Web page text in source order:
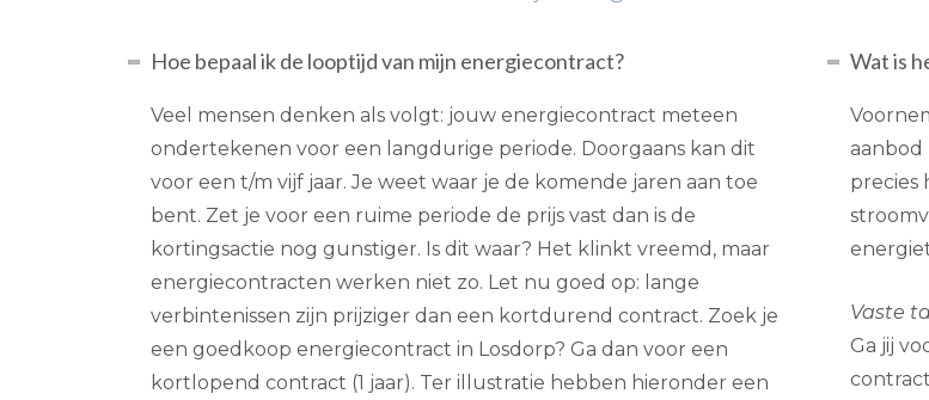
Hoe bepaal ik de looptijd van mijn energiecontract?
Veel mensen denken als volgt: jouw energiecontract meteen
ondertekenen voor een langdurige periode. Doorgaans kan dit
voor een t/m vijf jaar. Je weet waar je de komende jaren aan toe
bent. Zet je voor een ruime periode de prijs vast dan is de
kortingsactie nog gunstiger. Is dit waar? Het klinkt vreemd, maar
energiecontracten werken niet zo. Let nu goed op: lange
verbintenissen zijn prijziger dan een kortdurend contract. Zoek je
een goedkoop energiecontract in Losdorp? Ga dan voor een
kortlopend contract (1 jaar). Ter illustratie hebben hieronder een
Wat is
aanbod
precies
Vaste
Ga jij